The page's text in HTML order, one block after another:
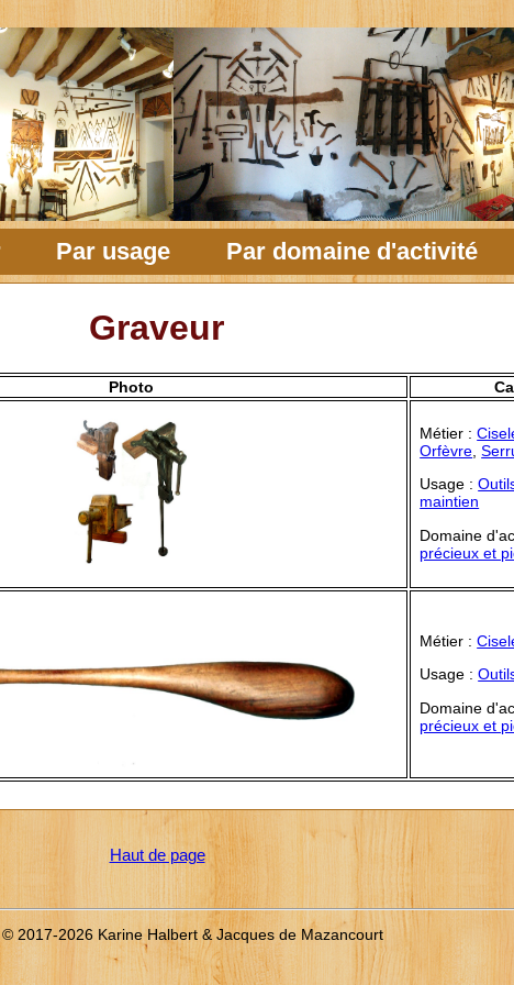
Par usage Par domaine d'activité
Graveur
Photo
Métier :
Orfèvre ,
Usage :
maintien
Domaine
précieux et
Métier :
Usage :
Domaine
précieux et
Haut de page
2017-2026 Karine Halbert & Jacques de Mazancourt